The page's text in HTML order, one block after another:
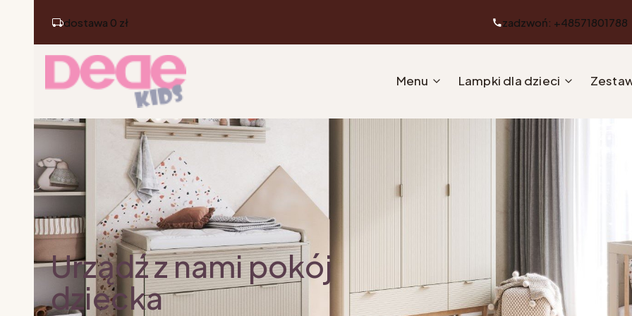
dostawa 0 zł zadzwoń: +48571801788
Menu Lampki dla dzieci
Urządź z nami pokój
dziecka